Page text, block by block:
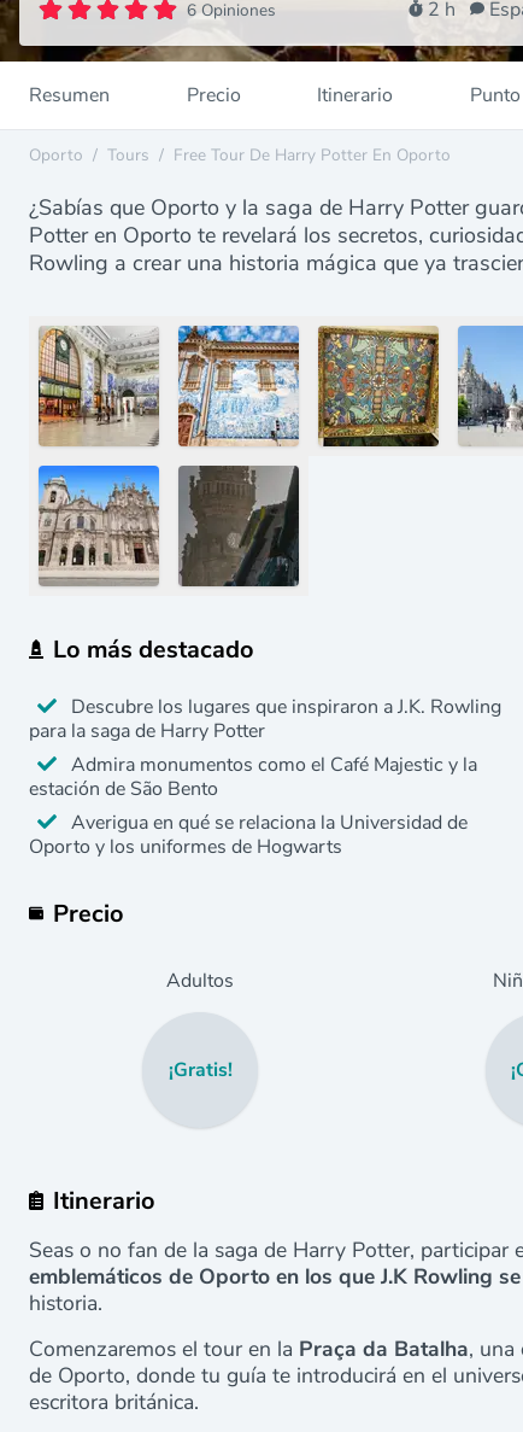
6 Opiniones 2 h
Resumen Precio Itinerario
Oporto / Tours / Free Tour De Harry Potter En Oporto
¿Sabías que Oporto y la saga de Harry Potter
Potter en Oporto te revelará los secretos,
Rowling a crear una historia mágica que ya
Lo más destacado
Descubre los lugares que inspiraron a J.K. Rowling
para la saga de Harry Potter
Admira monumentos como el Café Majestic y la
estación de São Bento
Averigua en qué se relaciona la Universidad de
Oporto y los uniformes de Hogwarts
Precio
Adultos
¡Gratis!
Itinerario
Seas o no fan de la saga de Harry Potter, participar
emblemáticos de Oporto en los que J.K Rowling
historia.
Comenzaremos el tour en la Praça da Batalha, una
de Oporto, donde tu guía te introducirá en el
escritora británica.